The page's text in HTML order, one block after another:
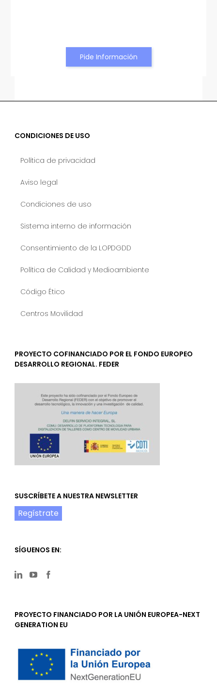
Pide Información
CONDICIONES DE USO
Política de privacidad
Aviso legal
Condiciones de uso
Sistema interno de información
Consentimiento de la LOPDGDD
Política de Calidad y Medioambiente
Código Ético
Centros Movilidad
PROYECTO COFINANCIADO POR EL FONDO EUROPEO
DESARROLLO REGIONAL. FEDER
SUSCRÍBETE A NUESTRA NEWSLETTER
Regístrate
SÍGUENOS EN:
PROYECTO FINANCIADO POR LA UNIÓN EUROPEA-NEXT
GENERATION EU